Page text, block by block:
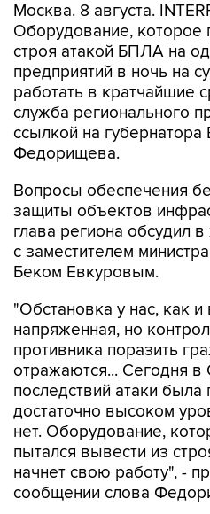
Москва. 8 августа.
Оборудование, которое
строя атакой БПЛА на
предприятий в ночь на
работать в кратчайшие
служба регионального
ссылкой на губернатора
Федорищева.
Вопросы обеспечения
защиты объектов
глава региона обсудил
с заместителем
Беком Евкуровым.
"Обстановка у нас, как и
напряженная, но
противника поразить
отражаются... Сегодня
последствий атаки
достаточно высоком
нет. Оборудование,
пытался вывести из
начнет свою работу", -
сообщении слова